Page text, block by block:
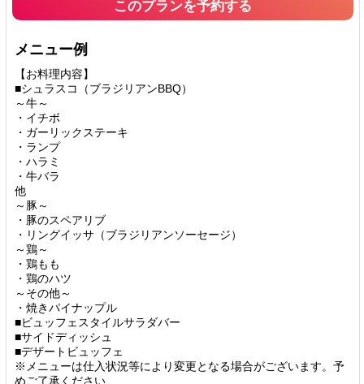
このプランを予約する
メニュー例
【お料理内容】
■シュラスコ（ブラジリアンBBQ）
～牛～
・イチボ
・ガーリックステーキ
・ランプ
・ハラミ
・牛バラ
他
～豚～
・豚のスペアリブ
・リングイッサ（ブラジリアンソーセージ）
～鶏～
・鶏もも
・鶏のハツ
～その他～
・焼きパイナップル
■ビュッフェスタイルサラダバー
■サイドディッシュ
■デザートビュッフェ
※メニューは仕入状況等により変更となる場合がございます。予
めご了承ください